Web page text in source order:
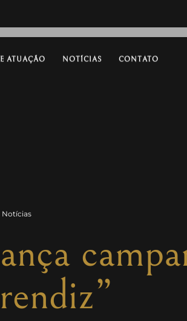
ATUAÇÃO NOTÍCIAS CONTATO
Notícias